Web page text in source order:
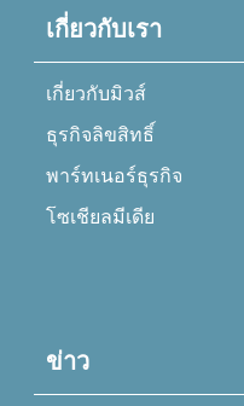
เกี่ยวกับเรา
เกี่ยวกับมิวส์
ธุรกิจลิขสิทธิ์
พาร์ทเนอร์ธุรกิจ
โซเชียลมีเดีย
ข่าว